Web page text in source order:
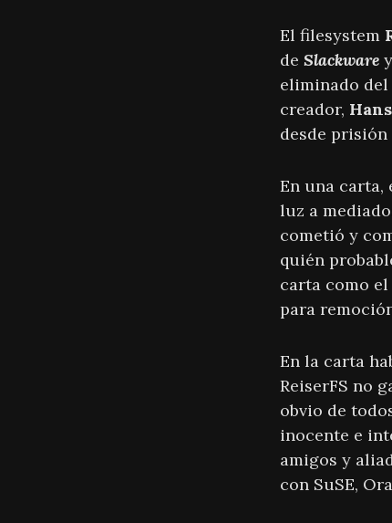
El filesystem
de Slackware
eliminado
creador,
desde prisión
En una carta,
luz a
cometió y
quién
carta como
para
En la carta
ReiserFS no
obvio de
inocente e
amigos y
con SuSE,